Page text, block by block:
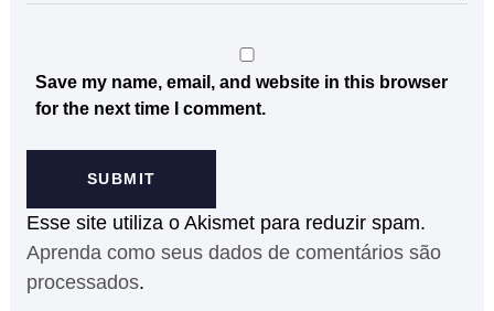
Save my name, email, and website in this browser
for the next time I comment.
Esse site utiliza o Akismet para reduzir spam.
Aprenda como seus dados de comentários são
processados.